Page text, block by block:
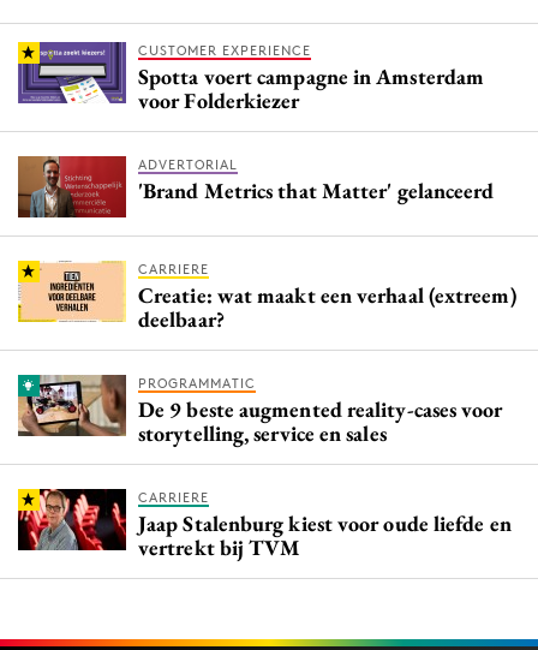
CUSTOMER EXPERIENCE
Spotta voert campagne in Amsterdam
voor Folderkiezer
ADVERTORIAL
'Brand Metrics that Matter' gelanceerd
CARRIERE
Creatie: wat maakt een verhaal (extreem)
deelbaar?
PROGRAMMATIC
De 9 beste augmented reality-cases voor
storytelling, service en sales
CARRIERE
Jaap Stalenburg kiest voor oude liefde en
vertrekt bij TVM